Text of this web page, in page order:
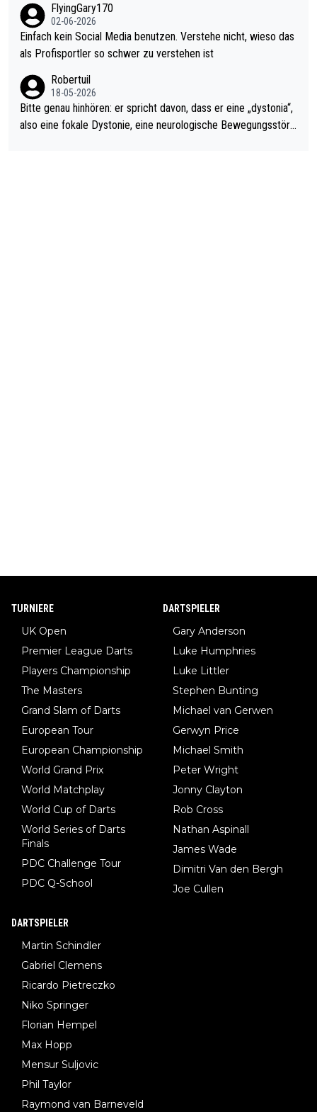
el hat.
s Leben in den Griff kriegen. Nur eins wundert mich: Luke Little
r war doch neulich erst derjenige, der über Social Media GvV p
rovoziert hat. Und Littlers Mutter schießt öfters mal gegen Ric
FlyingGary170
02-06-2026
Einfach kein Social Media benutzen. Verstehe nicht, wieso das
als Profisportler so schwer zu verstehen ist
Robertuil
18-05-2026
Bitte genau hinhören: er spricht davon, dass er eine „dystonia“,
also eine fokale Dystonie, eine neurologische Bewegungsstöru
TURNIERE
UK Open
Premier League Darts
Players Championship
The Masters
Grand Slam of Darts
European Tour
European Championship
World Grand Prix
World Matchplay
World Cup of Darts
World Series of Darts
Finals
PDC Challenge Tour
PDC Q-School
DARTSPIELER
Gary Anderson
Luke Humphries
Luke Littler
Stephen Bunting
Michael van Gerwen
Gerwyn Price
Michael Smith
Peter Wright
Jonny Clayton
Rob Cross
Nathan Aspinall
James Wade
Dimitri Van den Bergh
Joe Cullen
DARTSPIELER
Martin Schindler
Gabriel Clemens
Ricardo Pietreczko
Niko Springer
Florian Hempel
Max Hopp
Mensur Suljovic
Phil Taylor
Raymond van Barneveld